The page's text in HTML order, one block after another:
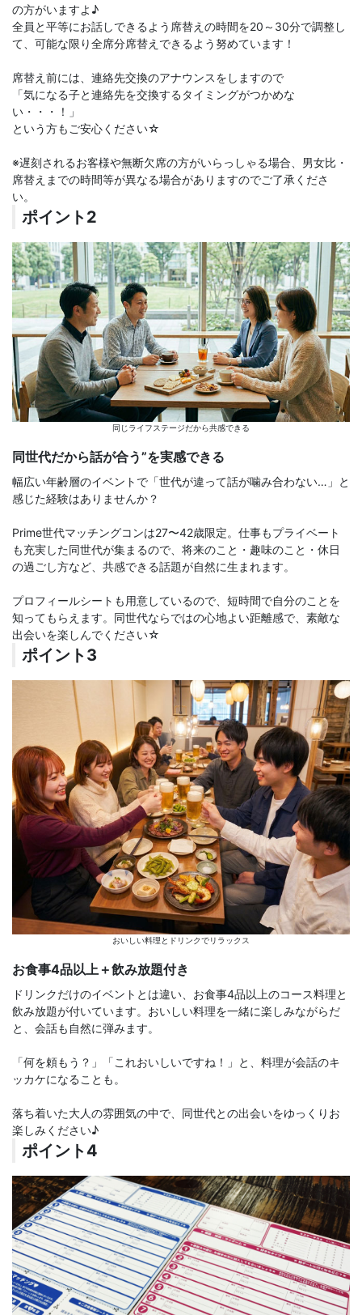
の方がいますよ♪
全員と平等にお話しできるよう席替えの時間を20～30分で調整し
て、可能な限り全席分席替えできるよう努めています！
席替え前には、連絡先交換のアナウンスをしますので
「気になる子と連絡先を交換するタイミングがつかめな
い・・・！」
という方もご安心ください☆
※遅刻されるお客様や無断欠席の方がいらっしゃる場合、男女比・
席替えまでの時間等が異なる場合がありますのでご了承くださ
い。
ポイント2
同じライフステージだから共感できる
同世代だから話が合う”を実感できる
幅広い年齢層のイベントで「世代が違って話が噛み合わない…」と
感じた経験はありませんか？
Prime世代マッチングコンは27〜42歳限定。仕事もプライベート
も充実した同世代が集まるので、将来のこと・趣味のこと・休日
の過ごし方など、共感できる話題が自然に生まれます。
プロフィールシートも用意しているので、短時間で自分のことを
知ってもらえます。同世代ならではの心地よい距離感で、素敵な
出会いを楽しんでください☆
ポイント3
おいしい料理とドリンクでリラックス
お食事4品以上＋飲み放題付き
ドリンクだけのイベントとは違い、お食事4品以上のコース料理と
飲み放題が付いています。おいしい料理を一緒に楽しみながらだ
と、会話も自然に弾みます。
「何を頼もう？」「これおいしいですね！」と、料理が会話のキ
ッカケになることも。
落ち着いた大人の雰囲気の中で、同世代との出会いをゆっくりお
楽しみください♪
ポイント4